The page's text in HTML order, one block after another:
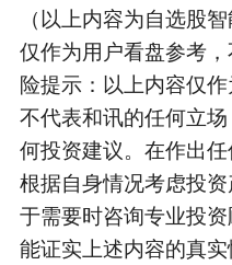
（以上内容为自选股
仅作为用户看盘参考
险提示：以上内容仅
不代表和讯的任何立
何投资建议。在作出
根据自身情况考虑投
于需要时咨询专业投
能证实上述内容的真